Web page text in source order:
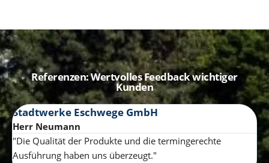
Referenzen: Wertvolles Feedback wichtiger
Kunden
Stadtwerke Eschwege GmbH
Herr Neumann
"Die Qualität der Produkte und die termingerechte
Ausführung haben uns überzeugt."